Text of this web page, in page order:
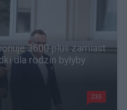
3600 plus zamiast
dla rodzin byłyby
233